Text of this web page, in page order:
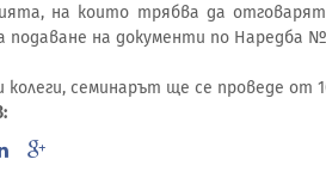
на които трябва да
подаване на документи по Наредба
колеги, семинарът ще се проведе от